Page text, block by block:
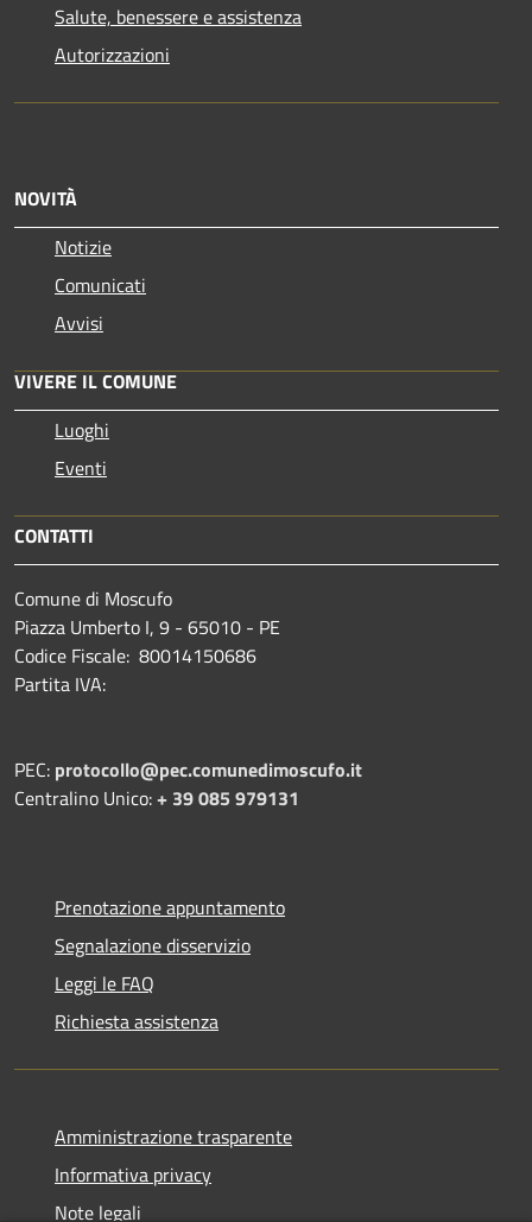
Salute, benessere e assistenza
Autorizzazioni
NOVITÀ
Notizie
Comunicati
Avvisi
VIVERE IL COMUNE
Luoghi
Eventi
CONTATTI
Comune di Moscufo
Piazza Umberto I, 9 - 65010 - PE
Codice Fiscale: 80014150686
Partita IVA:
PEC: protocollo@pec.comunedimoscufo.it
Centralino Unico:+ 39 085 979131
Prenotazione appuntamento
Segnalazione disservizio
Leggi le FAQ
Richiesta assistenza
Amministrazione trasparente
Informativa privacy
Note legali